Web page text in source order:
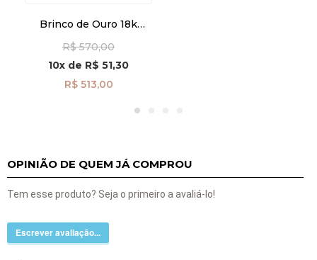
Brinco de Ouro 18k
Trabalhada br29501
R$ 570,00
10x de R$ 51,30
R$ 513,00
OPINIÃO DE QUEM JÁ COMPROU
Tem esse produto? Seja o primeiro a avaliá-lo!
Escrever avaliação...